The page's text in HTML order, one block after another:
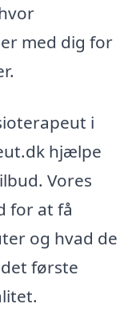
med dig for
i
hjælpe
Vores
for at få
og hvad de
første